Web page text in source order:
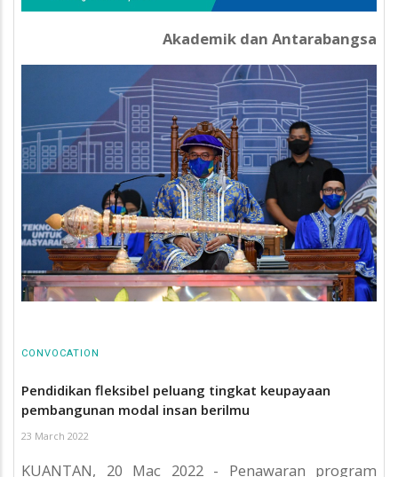
Akademik dan Antarabangsa
CONVOCATION
Pendidikan fleksibel peluang tingkat keupayaan
pembangunan modal insan berilmu
23 March 2022
KUANTAN, 20 Mac 2022 - Penawaran program